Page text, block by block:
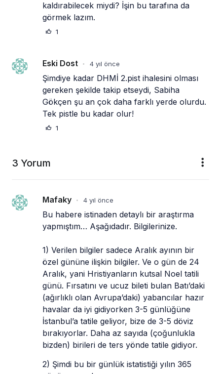
kaldırabilecek miydi? İşin bu tarafına da
görmek lazım.
1
Eski Dost • 4 yıl önce
Şimdiye kadar DHMİ 2.pist ihalesini olması
gereken şekilde takip etseydi, Sabiha
Gökçen şu an çok daha farklı yerde olurdu.
Tek pistle bu kadar olur!
1
3 Yorum
Mafaky • 4 yıl önce
Bu habere istinaden detaylı bir araştırma
yapmıştım… Aşağıdadır. Bilgilerinize.
1) Verilen bilgiler sadece Aralık ayının bir
özel gününe ilişkin bilgiler. Ve o gün de 24
Aralık, yani Hristiyanların kutsal Noel tatili
günü. Fırsatını ve ucuz bileti bulan Batı’daki
(ağırlıklı olan Avrupa’daki) yabancılar hazır
havalar da iyi gidiyorken 3-5 günlüğüne
İstanbul’a tatile geliyor, bize de 3-5 döviz
bırakıyorlar. Daha az sayıda (çoğunlukla
bizden) birileri de ters yönde tatile gidiyor.
2) Şimdi bu bir günlük istatistiği yılın 365